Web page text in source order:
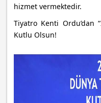
hizmet vermektedir.
Tiyatro Kenti Ordu’dan
Kutlu Olsun!